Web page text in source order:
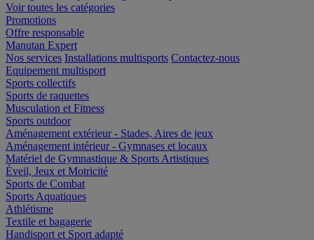
Voir toutes les catégories
Promotions
Offre responsable
Manutan Expert
Nos services Installations multisports Contactez-nous
Equipement multisport
Sports collectifs
Sports de raquettes
Musculation et Fitness
Sports outdoor
Aménagement extérieur - Stades, Aires de jeux
Aménagement intérieur - Gymnases et locaux
Matériel de Gymnastique & Sports Artistiques
Éveil, Jeux et Motricité
Sports de Combat
Sports Aquatiques
Athlétisme
Textile et bagagerie
Handisport et Sport adapté